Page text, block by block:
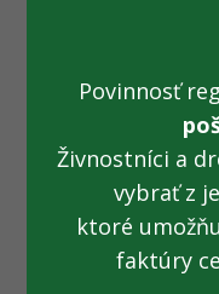
vykonávať služobnú
úrad odporúča, aby v
úradu.
Za vzniknutý
trpezlivosť a
realizuje tretia strana
obmedzenie prevádzky.
Povinnosť
Živnostníci a
vybrať z
ktoré
faktúry